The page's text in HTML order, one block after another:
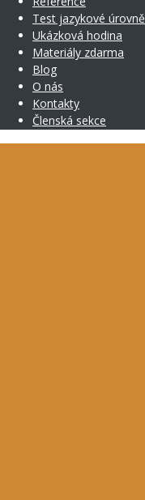
Test jazykové úrovně
Ukázková hodina
Materiály zdarma
Blog
O nás
Kontakty
Členská sekce